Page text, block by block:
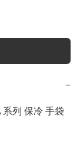
−
列 保冷 手袋